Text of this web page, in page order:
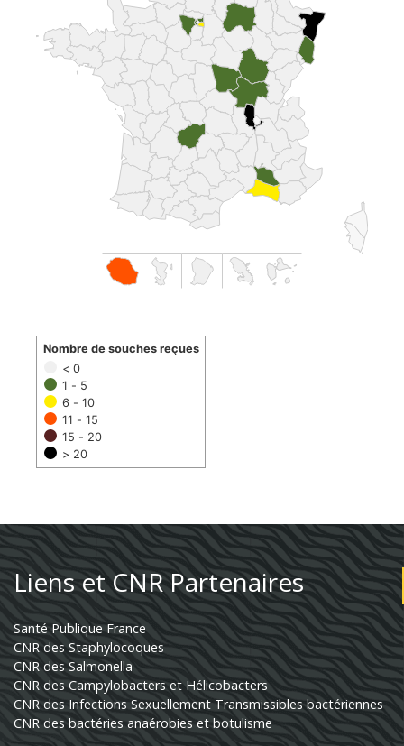
< 0
1 - 5
6 - 10
11 - 15
15 - 20
> 20
Nombre de souches reçues
Liens et CNR Partenaires
Santé Publique France
CNR des Staphylocoques
CNR des Salmonella
CNR des Campylobacters et Hélicobacters
CNR des Infections Sexuellement Transmissibles bactériennes
CNR des bactéries anaérobies et botulisme